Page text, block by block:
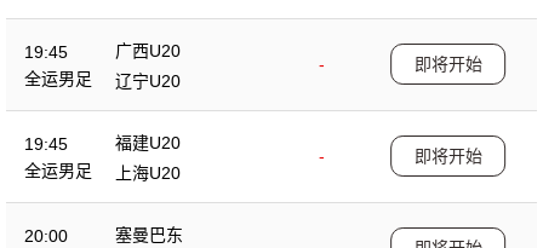
19:45
全运男足
广西U20
-
辽宁U20
即将开始
19:45
全运男足
福建U20
-
上海U20
即将开始
20:00 塞曼巴东